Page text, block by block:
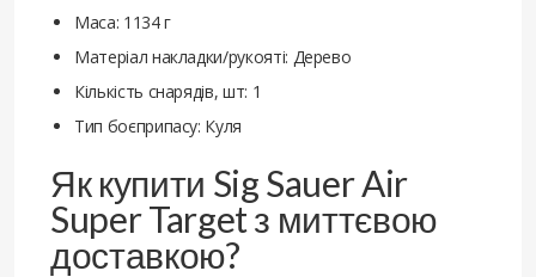
Маса: 1134 г
Матеріал накладки/рукояті: Дерево
Кількість снарядів, шт: 1
Тип боєприпасу: Куля
Як купити Sig Sauer Air
Super Target з миттєвою
доставкою?